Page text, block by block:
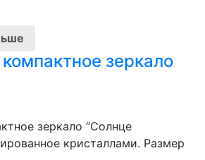
зеркало
зеркало “Солнце
кристаллами. Размер